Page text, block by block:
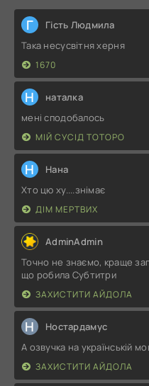
Г Гість Людмила
Така несусвітня херня
1670
Н наталка
мені сподобалось
МІЙ СУСІД ТОТОРО
Н Нана
Хто цю ху....знімає
ДІМ МЕРТВИХ
AdminAdmin
Точно не знаємо, краще
що робила Субтитри
ЗАХИСТИТИ АЙДОЛА
Н Ностардамус
А озвучка на українській
ЗАХИСТИТИ АЙДОЛА